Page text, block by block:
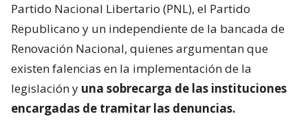
Partido Nacional Libertario (PNL), el Partido
Republicano y un independiente de la bancada de
Renovación Nacional, quienes argumentan que
existen falencias en la implementación de la
legislación y una sobrecarga de las instituciones
encargadas de tramitar las denuncias.